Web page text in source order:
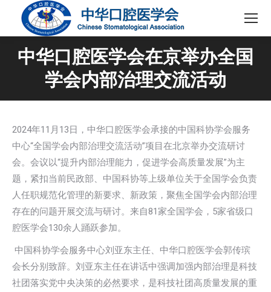
中华口腔医学会在京举办全国
学会内部治理交流活动
2024年11月13日，中华口腔医学会承接的中国科协学会服务
中心“全国学会内部治理交流活动”项目在北京举办交流研讨
会。会议以“提升内部治理能力，促进学会高质量发展”为主
题，紧扣当前民政部、中国科协等上级单位关于全国学会负责
人任职规范化管理的新要求、新政策，聚焦全国学会内部治理
存在的问题开展交流与研讨。来自81家全国学会，5家省级口
腔医学会130余人踊跃参加。
中国科协学会服务中心刘亚东主任、中华口腔医学会郭传瑸
会长分别致辞。刘亚东主任在讲话中强调加强内部治理是科技
社团落实党中央决策的必然要求，是科技社团高质量发展的重